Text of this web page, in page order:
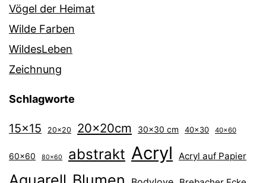
Vögel der Heimat
Wilde Farben
WildesLeben
Zeichnung
Schlagworte
15x15 20x20 20x20cm 30x30 cm 40x30 40x60
60x60 80x60 abstrakt Acryl Acryl auf Papier